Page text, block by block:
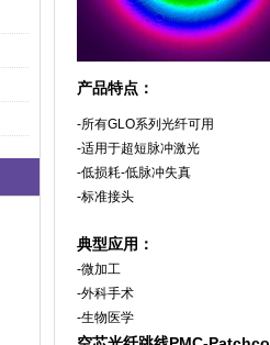
产品特点 ：
-所有GLO系列光纤可用
-适用于超短脉冲激光
-低损耗-低脉冲失真
-标准接头
典型应用：
-微加工
-外科手术
-生物医学